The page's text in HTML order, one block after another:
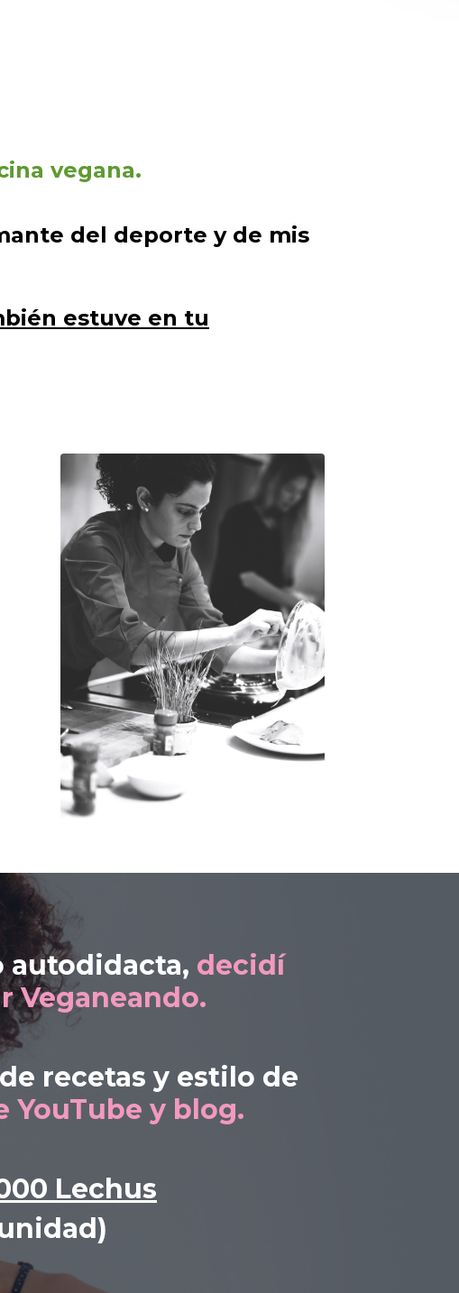
vegana.
del deporte y de mis
estuve en tu
autodidacta, decidí
Veganeando.
recetas y estilo de
YouTube y blog.
Lechus